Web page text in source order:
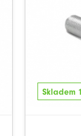
Skladem